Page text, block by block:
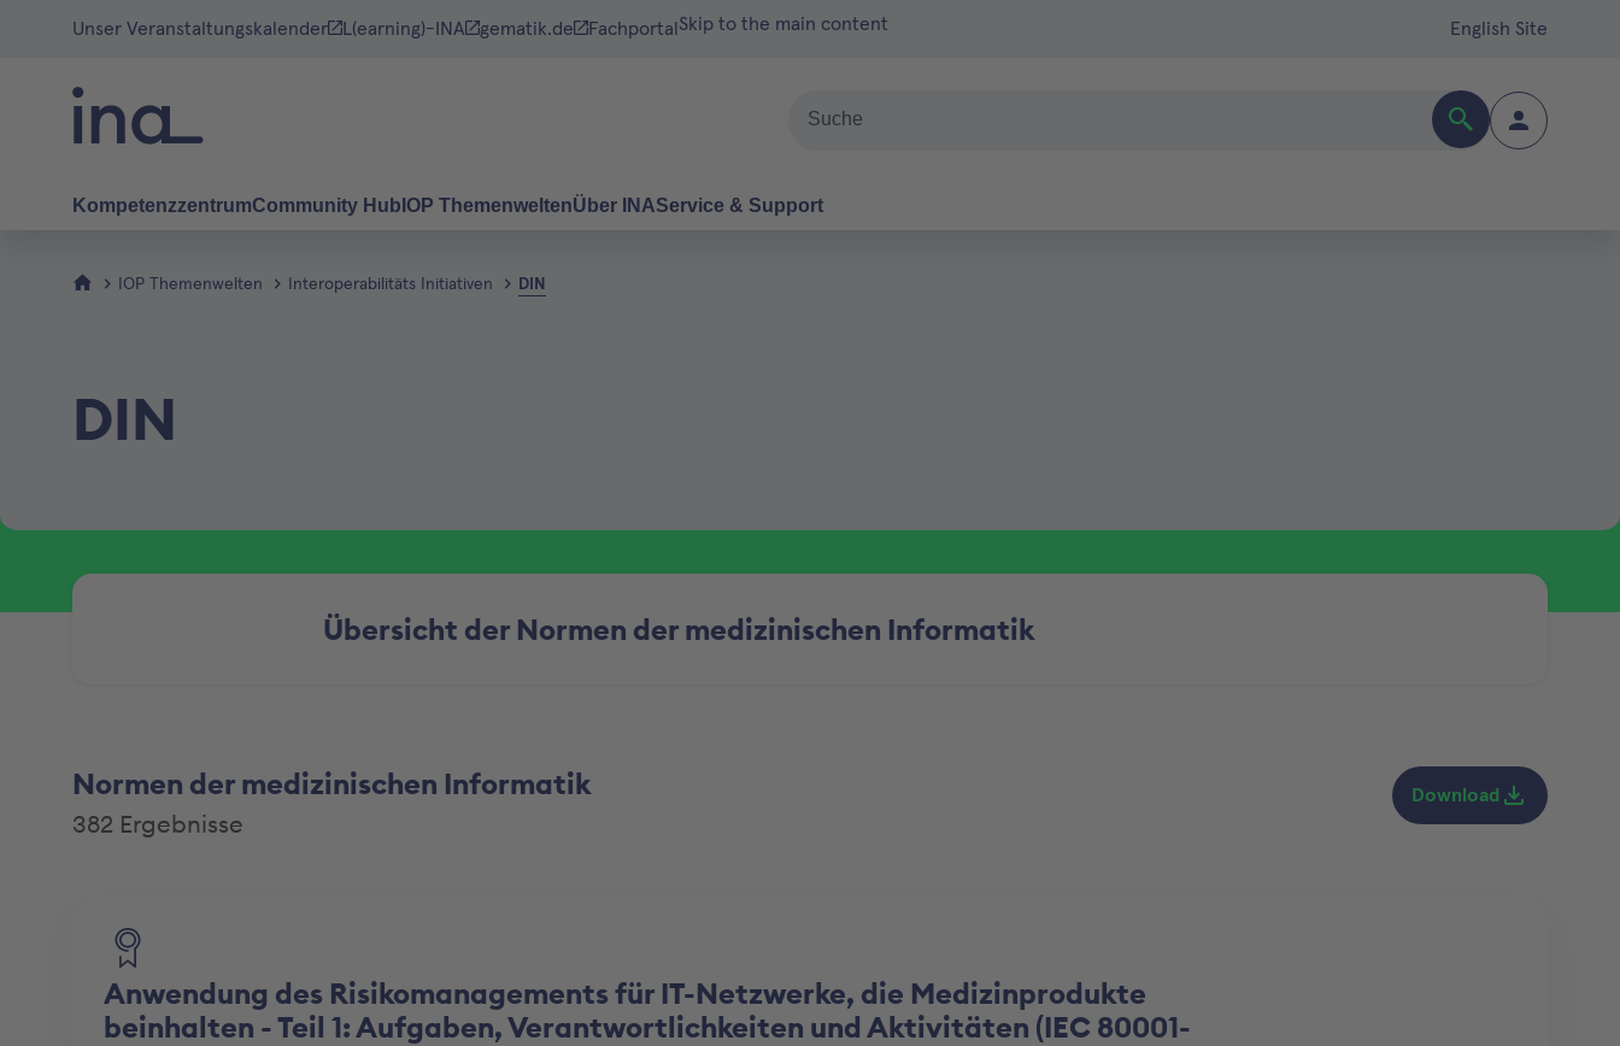
Unser Veranstaltungskalender L(earning)-INA gematik.de Fachportal Skip to the main content English Site
Suche
KompetenzzentrumCommunity Hub IOP ThemenweltenÜber INAService & Support
IOP Themenwelten Interoperabilitäts Initiativen DIN
DIN
Übersicht der Normen der medizinischen Informatik
Normen der medizinischen Informatik
382 Ergebnisse
Download
Anwendung des Risikomanagements für IT-Netzwerke, die Medizinprodukte
beinhalten - Teil 1: Aufgaben, Verantwortlichkeiten und Aktivitäten (IEC 80001-